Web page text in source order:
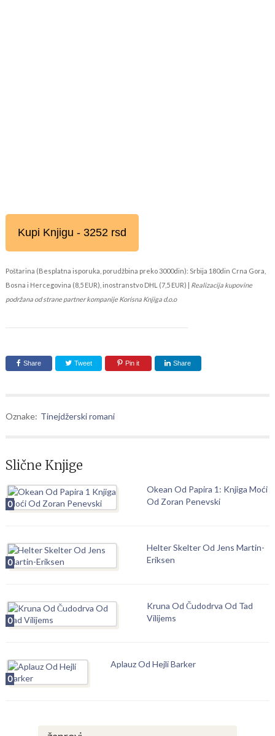
Kupi Knjigu - 3252 rsd
Poštarina (Besplatna isporuka, porudžbina preko 3000din): Srbija 180din Crna Gora,
Bosna i Hercegovina (8,5 EUR), inostranstvo DHL (7,5 EUR) | Realizacija kupovine
podržana od strane partner kompanije Korisna Knjiga d.o.o
Share Tweet Pin it Share
Oznake: Tinejdžerski romani
Slične Knjige
0
Okean Od Papira 1: Knjiga Moći
Od Zoran Penevski
0
Helter Skelter Od Jens Martin-
Eriksen
0
Kruna Od Čudodrva Od Tad
Vilijems
0
Aplauz Od Hejli Barker